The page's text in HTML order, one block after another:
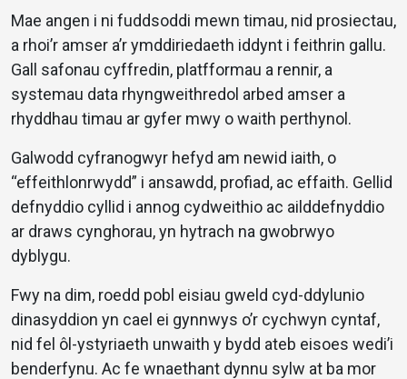
Mae angen i ni fuddsoddi mewn timau, nid prosiectau,
a rhoi’r amser a’r ymddiriedaeth iddynt i feithrin gallu.
Gall safonau cyffredin, platfformau a rennir, a
systemau data rhyngweithredol arbed amser a
rhyddhau timau ar gyfer mwy o waith perthynol.
Galwodd cyfranogwyr hefyd am newid iaith, o
“effeithlonrwydd” i ansawdd, profiad, ac effaith. Gellid
defnyddio cyllid i annog cydweithio ac ailddefnyddio
ar draws cynghorau, yn hytrach na gwobrwyo
dyblygu.
Fwy na dim, roedd pobl eisiau gweld cyd-ddylunio
dinasyddion yn cael ei gynnwys o’r cychwyn cyntaf,
nid fel ôl-ystyriaeth unwaith y bydd ateb eisoes wedi’i
benderfynu. Ac fe wnaethant dynnu sylw at ba mor